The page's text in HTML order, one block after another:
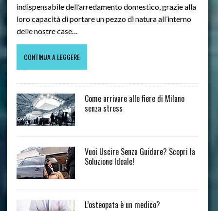
indispensabile dell’arredamento domestico, grazie alla
loro capacità di portare un pezzo di natura all’interno
delle nostre case…
CONTINUA A LEGGERE
Come arrivare alle fiere di Milano
senza stress
Vuoi Uscire Senza Guidare? Scopri la
Soluzione Ideale!
L’osteopata è un medico?